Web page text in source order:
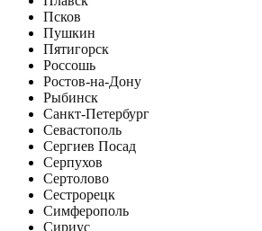
Псков
Пушкин
Пятигорск
Россошь
Ростов-на-Дону
Рыбинск
Санкт-Петербург
Севастополь
Сергиев Посад
Серпухов
Сертолово
Сестрорецк
Симферополь
Сириус